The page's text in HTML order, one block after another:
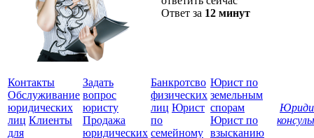
Ответ за 12 минут
Контакты
Обслуживание
юридических
лиц Клиенты
для
Задать
вопрос
юристу
Продажа
юридических
Банкротсво
физических
лиц Юрист
по
семейному
Юрист по
земельным
спорам
Юрист по
взысканию